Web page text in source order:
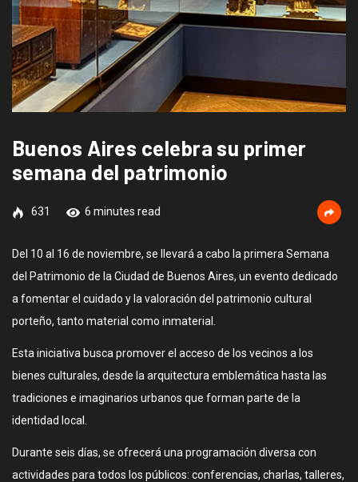
Buenos Aires celebra su primer
semana del patrimonio
631 6 minutes read
Del 10 al 16 de noviembre, se llevará a cabo la primera Semana
del Patrimonio de la Ciudad de Buenos Aires, un evento dedicado
a fomentar el cuidado y la valoración del patrimonio cultural
porteño, tanto material como inmaterial.
Esta iniciativa busca promover el acceso de los vecinos a los
bienes culturales, desde la arquitectura emblemática hasta las
tradiciones e imaginarios urbanos que forman parte de la
identidad local.
Durante seis días, se ofrecerá una programación diversa con
actividades para todos los públicos: conferencias, charlas, talleres,